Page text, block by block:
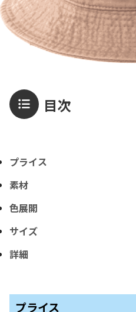
目次
プライス
素材
色展開
サイズ
詳細
プライス